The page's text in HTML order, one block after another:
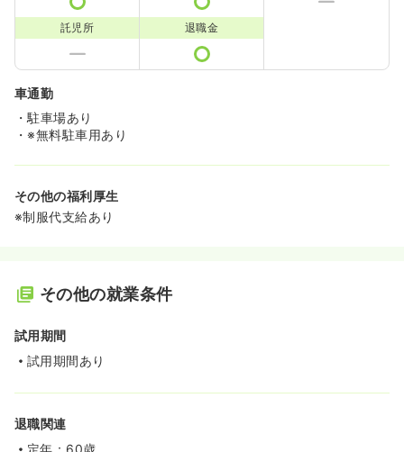
託児所 退職金
車通勤
・駐車場あり
・※無料駐車用あり
その他の福利厚生
※制服代支給あり
その他の就業条件
試用期間
試用期間あり
退職関連
定年：60歳